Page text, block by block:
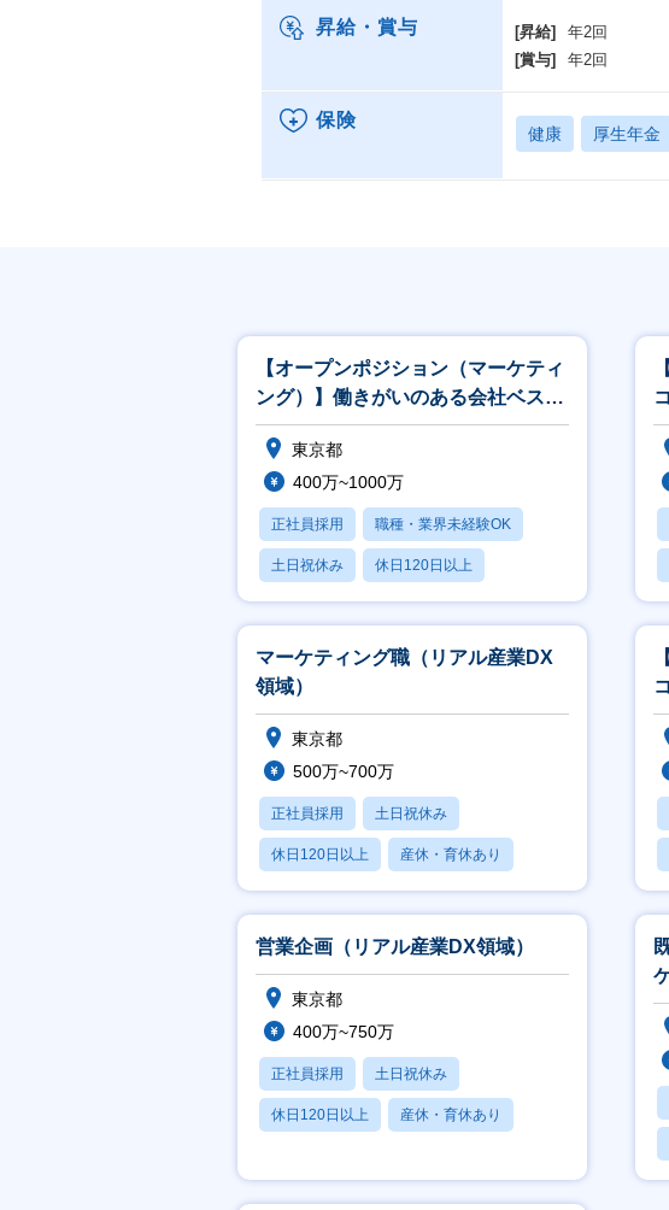
昇給・賞与 [昇給]
年2回
[賞与]
年2回
保険
健康 厚生年金
【オープンポジション（マーケティ
ング）】働きがいのある会社ベスト
カンパニー選出／成長環境
東京都
400万~1000万
正社員採用 職種・業界未経験OK
土日祝休み 休日120日以上
産休・育休あり
マーケティング職（リアル産業DX
領域）
東京都
500万~700万
正社員採用 土日祝休み
休日120日以上 産休・育休あり
賞与あり
営業企画（リアル産業DX領域）
東京都
400万~750万
正社員採用 土日祝休み
休日120日以上 産休・育休あり